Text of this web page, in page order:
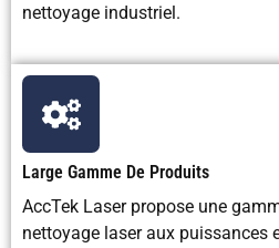
Capacité
d'automatisation
nettoyage
nettoyage industriel.
Large Gamme De Produits
AccTek Laser propose une
nettoyage laser aux puissances